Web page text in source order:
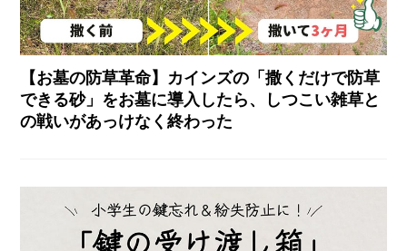
【お墓の防草革命】カインズの「撒くだけで防草
できる砂」をお墓に導入したら、しつこい雑草と
の戦いがあっけなく終わった